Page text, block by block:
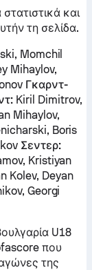
και
τη σελίδα.
Momchil
Mihaylov,
Γκαρντ-
Kiril Dimitrov,
Mihaylov,
Boris
Σεντερ:
Kristiyan
Kolev, Deyan
Georgi
U18
που
της